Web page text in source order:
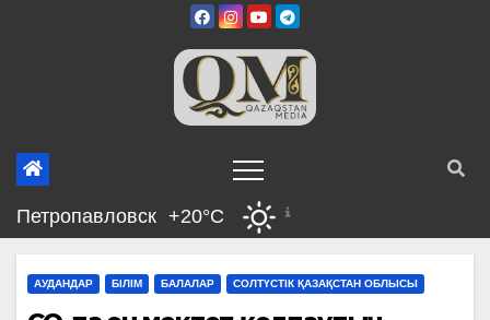
Петропавловск +20°C
АУДАНДАР БІЛІМ БАЛАЛАР СОЛТҮСТІК ҚАЗАҚСТАН ОБЛЫСЫ